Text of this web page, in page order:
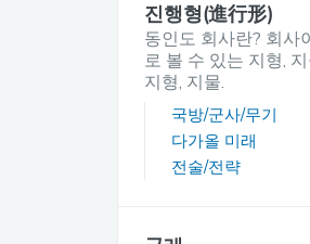
진행형(進行形)
동인도 회사란? 회사
로 볼 수 있는 지형,
지형, 지물.
국방/군사/무기
다가올 미래
전술/전략